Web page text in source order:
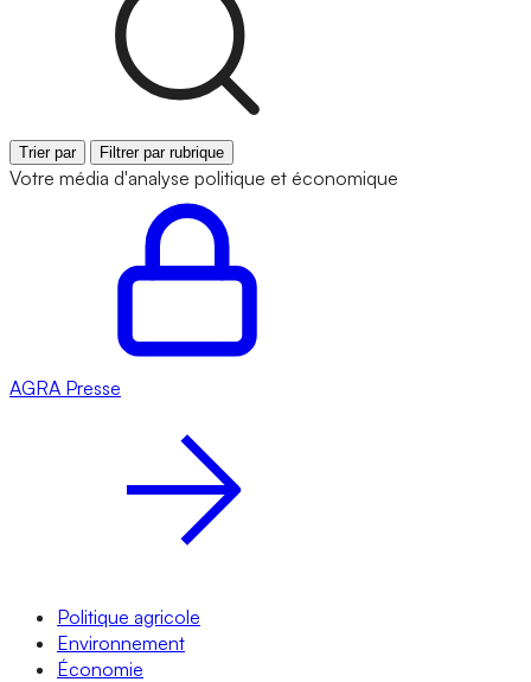
Trier par Filtrer par rubrique
Votre média d'analyse politique et économique
AGRA Presse
Politique agricole
Environnement
Économie